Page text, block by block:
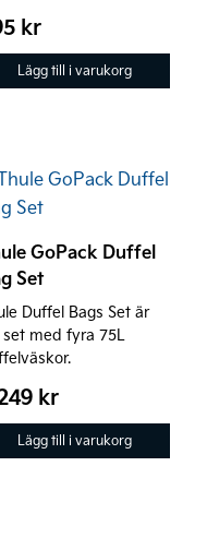
kr
Lägg till i varukorg
GoPack Duffel
Set
Duffel Bags Set är
med fyra 75L
kr
Lägg till i varukorg